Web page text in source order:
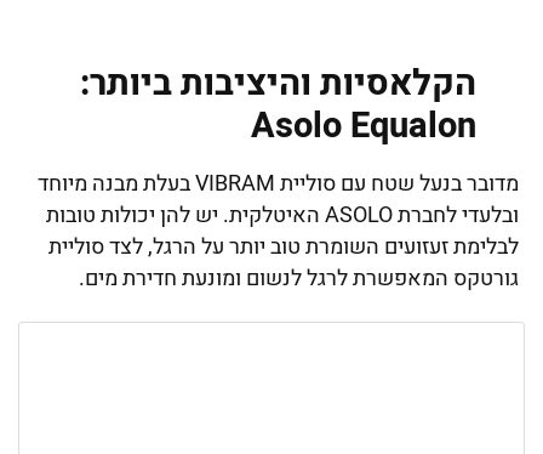
הקלאסיות והיציבות ביותר:
Asolo Equalon
מדובר בנעל שטח עם סוליית VIBRAM בעלת מבנה מיוחד
ובלעדי לחברת ASOLO האיטלקית. יש להן יכולות טובות
לבלימת זעזועים השומרת טוב יותר על הרגל, לצד סוליית
גורטקס המאפשרת לרגל לנשום ומונעת חדירת מים.